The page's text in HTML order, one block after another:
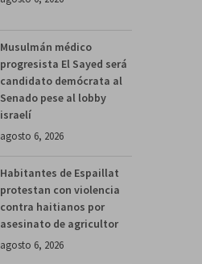
Musulmán médico
progresista El Sayed será
candidato demócrata al
Senado pese al lobby
israelí
agosto 6, 2026
Habitantes de Espaillat
protestan con violencia
contra haitianos por
asesinato de agricultor
agosto 6, 2026